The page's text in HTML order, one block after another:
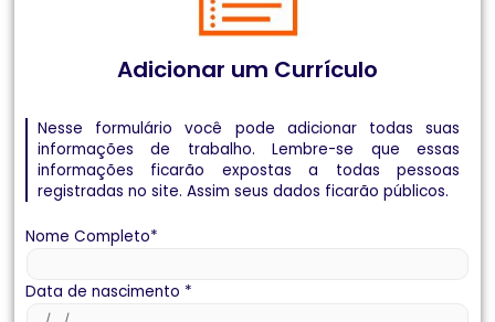
Adicionar um Currículo
Nesse formulário você pode adicionar todas suas
informações de trabalho. Lembre-se que essas
informações ficarão expostas a todas pessoas
registradas no site. Assim seus dados ficarão públicos.
Nome Completo*
Data de nascimento *